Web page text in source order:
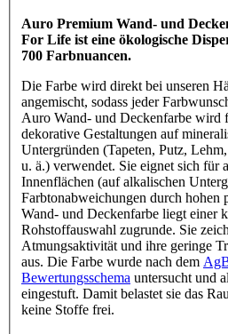
Auro Premium Wand- und
For Life ist eine ökologische
700 Farbnuancen.
Die Farbe wird direkt bei unseren
angemischt, sodass jeder
Auro Wand- und Deckenfarbe wird
dekorative Gestaltungen auf
Untergründen (Tapeten, Putz,
u. ä.) verwendet. Sie eignet sich für
Innenflächen (auf alkalischen
Farbtonabweichungen durch hohen
Wand- und Deckenfarbe liegt einer
Rohstoffauswahl zugrunde. Sie
Atmungsaktivität und ihre geringe
aus. Die Farbe wurde nach dem
Bewertungsschema untersucht und
eingestuft. Damit belastet sie das
keine Stoffe frei.